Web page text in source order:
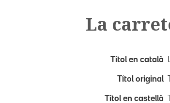
La
Títol en català
Títol original
Títol en castellà